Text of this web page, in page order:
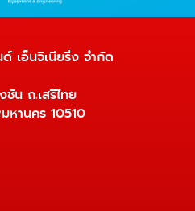
เอ็นจิเนียริ่ง จำกัด
น ถ.เสรีไทย
หานคร 10510